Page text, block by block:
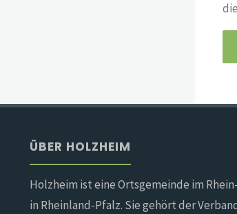
ÜBER HOLZHEIM
Holzheim ist eine Ortsgemeinde im
in Rheinland-Pfalz. Sie gehört der